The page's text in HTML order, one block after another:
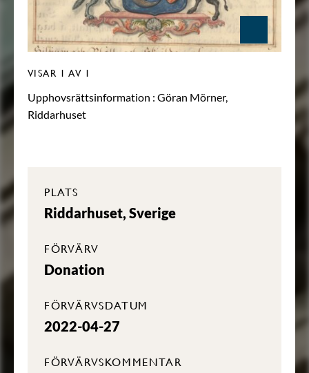
VISAR 1 AV 1
Upphovsrättsinformation : Göran Mörner,
Riddarhuset
PLATS
Riddarhuset, Sverige
FÖRVÄRV
Donation
FÖRVÄRVSDATUM
2022-04-27
FÖRVÄRVSKOMMENTAR